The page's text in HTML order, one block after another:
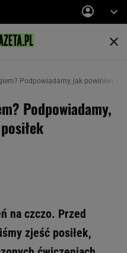
Podpowiadamy, jak powinien
Podpowiadamy,
na czczo. Przed
zjeść posiłek,